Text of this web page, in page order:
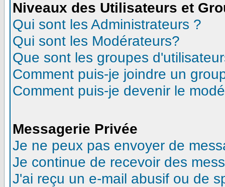
Niveaux des Utilisateurs et
Qui sont les Administrateurs ?
Qui sont les Modérateurs?
Que sont les groupes
Comment puis-je joindre un
Comment puis-je devenir le
Messagerie Privée
Je ne peux pas envoyer de
Je continue de recevoir des
J'ai reçu un e-mail abusif ou de